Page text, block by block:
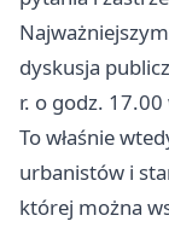
dyskusja
r. o godz.
To właśnie
urbanistów i
której można